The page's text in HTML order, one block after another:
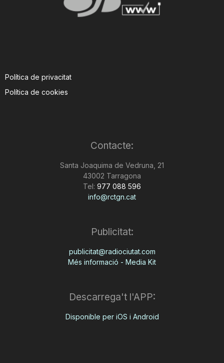
Política de privacitat
Política de cookies
Contacte:
Santa Joaquima de Vedruna, 21
43002 Tarragona
Tel: 977 088 596
info@rctgn.cat
Publicitat:
publicitat@radiociutat.com
Més informació - Media Kit
Descarrega't l'APP:
Disponible per iOS i Android